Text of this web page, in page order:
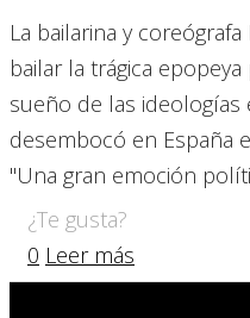
La bailarina y
bailar la trágica
sueño de las ideologías
desembocó en España
"Una gran emoción
¿Te gusta?
0 Leer más